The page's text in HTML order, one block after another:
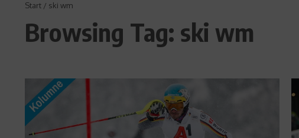
Start / ski wm
Browsing Tag: ski wm